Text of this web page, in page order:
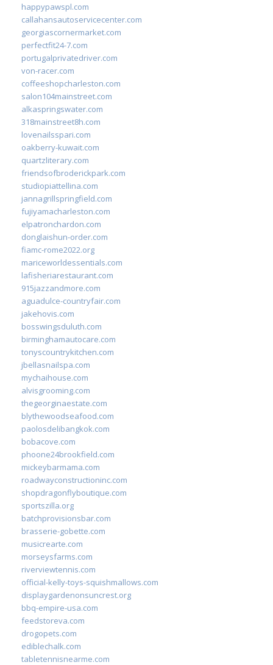
happypawspl.com
callahansautoservicecenter.com
georgiascornermarket.com
perfectfit24-7.com
portugalprivatedriver.com
von-racer.com
coffeeshopcharleston.com
salon104mainstreet.com
alkaspringswater.com
318mainstreet8h.com
lovenailsspari.com
oakberry-kuwait.com
quartzliterary.com
friendsofbroderickpark.com
studiopiattellina.com
jannagrillspringfield.com
fujiyamacharleston.com
elpatronchardon.com
donglaishun-order.com
fiamc-rome2022.org
mariceworldessentials.com
lafisheriarestaurant.com
915jazzandmore.com
aguadulce-countryfair.com
jakehovis.com
bosswingsduluth.com
birminghamautocare.com
tonyscountrykitchen.com
jbellasnailspa.com
mychaihouse.com
alvisgrooming.com
thegeorginaestate.com
blythewoodseafood.com
paolosdelibangkok.com
bobacove.com
phoone24brookfield.com
mickeybarmama.com
roadwayconstructioninc.com
shopdragonflyboutique.com
sportszilla.org
batchprovisionsbar.com
brasserie-gobette.com
musicrearte.com
morseysfarms.com
riverviewtennis.com
official-kelly-toys-squishmallows.com
displaygardenonsuncrest.org
bbq-empire-usa.com
feedstoreva.com
drogopets.com
ediblechalk.com
tabletennisnearme.com